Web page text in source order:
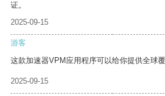
证。
2025-09-15
游客
这款加速器VPM应用程序可以给你提供全球
2025-09-15